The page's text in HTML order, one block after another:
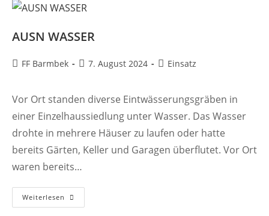
AUSN WASSER
Beitrags-
FF Barmbek
Beitrag
7. August 2024
Beitrags-
Einsatz
Vor Ort standen diverse Eintwässerungsgräben in
einer Einzelhaussiedlung unter Wasser. Das Wasser
drohte in mehrere Häuser zu laufen oder hatte
bereits Gärten, Keller und Garagen überflutet. Vor Ort
waren bereits…
Weiterlesen
WASSER